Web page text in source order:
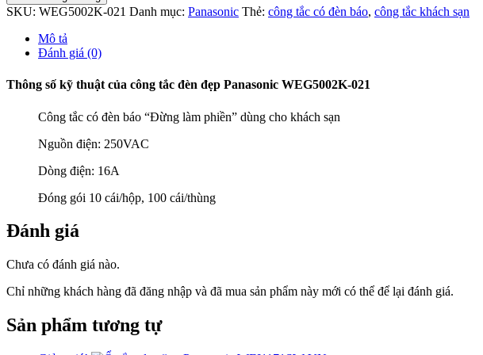
SKU: WEG5002K-021 Danh mục: Panasonic Thẻ: công tắc có đèn báo, công tắc khách sạn
Mô tả
Đánh giá (0)
Thông số kỹ thuật của công tắc đèn đẹp Panasonic WEG5002K-021
Công tắc có đèn báo “Đừng làm phiền” dùng cho khách sạn
Nguồn điện: 250VAC
Dòng điện: 16A
Đóng gói 10 cái/hộp, 100 cái/thùng
Đánh giá
Chưa có đánh giá nào.
Chỉ những khách hàng đã đăng nhập và đã mua sản phẩm này mới có thể để lại đánh giá.
Sản phẩm tương tự